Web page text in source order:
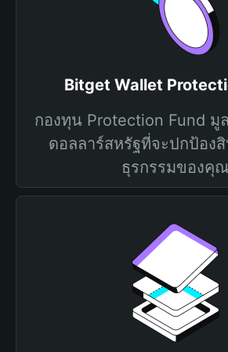
Bitget Wallet
กองทุน Protection Fund มู
ดอลลาร์สหรัฐที่จะปกป้อง
ธุรกรรมของคุณ